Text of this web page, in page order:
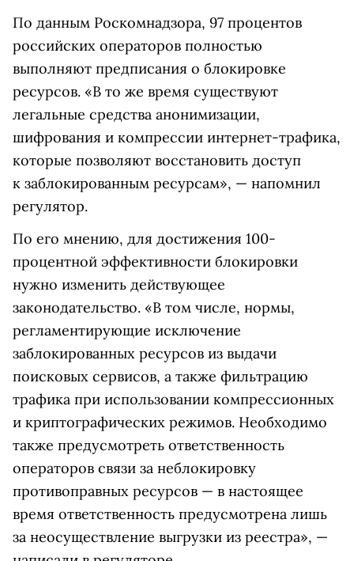
По данным Роскомнадзора, 97 процентов
российских операторов полностью
выполняют предписания о блокировке
ресурсов. «В то же время существуют
легальные средства анонимизации,
шифрования и компрессии интернет-трафика,
которые позволяют восстановить доступ
к заблокированным ресурсам», — напомнил
регулятор.
По его мнению, для достижения 100-
процентной эффективности блокировки
нужно изменить действующее
законодательство. «В том числе, нормы,
регламентирующие исключение
заблокированных ресурсов из выдачи
поисковых сервисов, а также фильтрацию
трафика при использовании компрессионных
и криптографических режимов. Необходимо
также предусмотреть ответственность
операторов связи за неблокировку
противоправных ресурсов — в настоящее
время ответственность предусмотрена лишь
за неосуществление выгрузки из реестра», —